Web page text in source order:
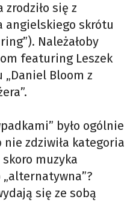
zrodziło się z
angielskiego skrótu
Należałoby
featuring Leszek
„Daniel Bloom z
było ogólnie
zdziwiła kategoria
muzyka
się ze sobą